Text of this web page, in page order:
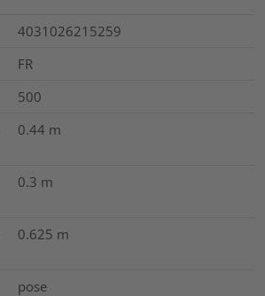
4031026215259
FR
500
0.44 m
0.3 m
0.625 m
pose